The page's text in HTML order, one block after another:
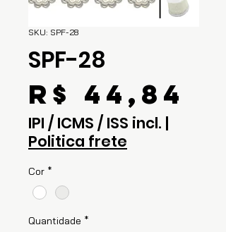
SKU: SPF-28
SPF-28
R$ 44,84
IPI / ICMS / ISS incl. |
Politica frete
Cor *
Quantidade *